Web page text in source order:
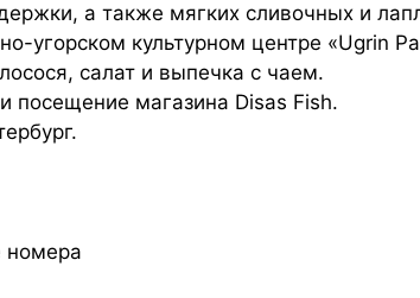
а также мягких сливочных и
угорском культурном центре «Ugrin
салат и выпечка с чаем.
посещение магазина Disas Fish.
номера